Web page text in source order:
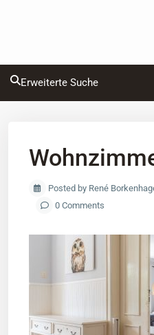
Erweiterte Suche
Posted by René
0 Comments